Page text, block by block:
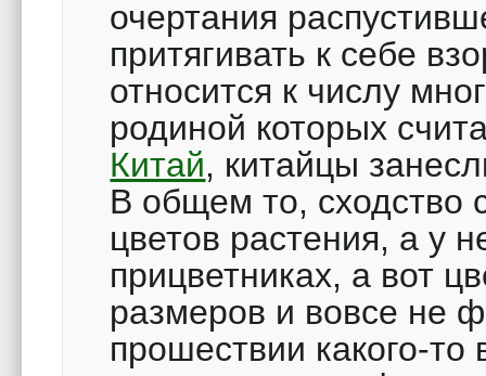
очертания
притягивать к себе
относится к числу
родиной которых
Китай, китайцы
В общем то,
цветов растения, а у
прицветниках, а вот
размеров и вовсе не
прошествии какого-